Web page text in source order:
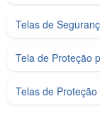
Telas de
Tela de Proteção
Telas de